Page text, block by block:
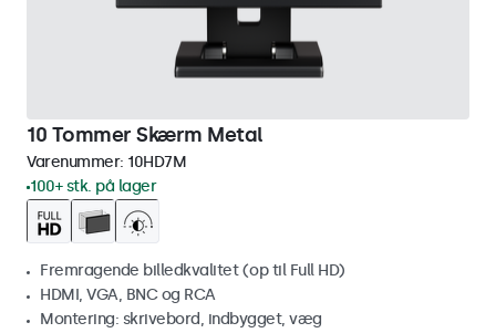
10 Tommer Skærm Metal
Varenummer: 10HD7M
100+ stk. på lager
Fremragende billedkvalitet (op til Full HD)
HDMI, VGA, BNC og RCA
Montering: skrivebord, indbygget, væg